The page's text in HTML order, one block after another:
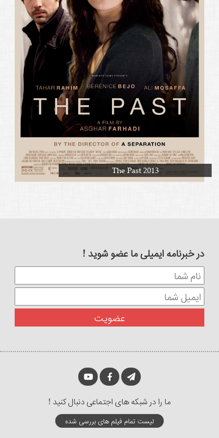
The Past 2013
در خبرنامه ایمیلی ما عضو شوید !
ما را در شبکه های اجتماعی دنبال کنید !
لیست تمام فیلم های بررسی شده